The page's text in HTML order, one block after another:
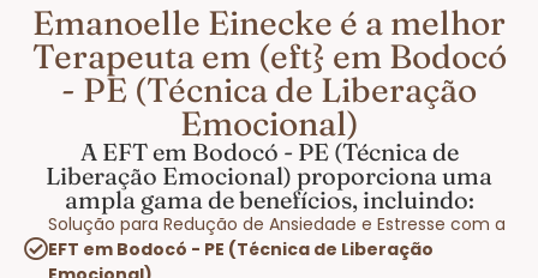
Emanoelle Einecke é a melhor
Terapeuta em (eft} em Bodocó
- PE (Técnica de Liberação
Emocional)
A EFT em Bodocó - PE (Técnica de
Liberação Emocional) proporciona uma
ampla gama de benefícios, incluindo:
Solução para Redução de Ansiedade e Estresse com a
EFT em Bodocó - PE (Técnica de Liberação